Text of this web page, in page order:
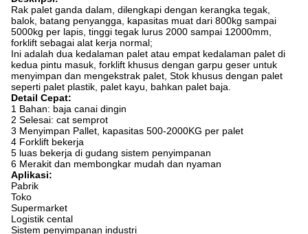
Rak palet ganda dalam, dilengkapi dengan kerangka tegak,
balok, batang penyangga, kapasitas muat dari 800kg sampai
5000kg per lapis, tinggi tegak lurus 2000 sampai 12000mm,
forklift sebagai alat kerja normal;
Ini adalah dua kedalaman palet atau empat kedalaman palet di
kedua pintu masuk, forklift khusus dengan garpu geser untuk
menyimpan dan mengekstrak palet, Stok khusus dengan palet
seperti palet plastik, palet kayu, bahkan palet baja.
Detail Cepat:
1 Bahan: baja canai dingin
2 Selesai: cat semprot
3 Menyimpan Pallet, kapasitas 500-2000KG per palet
4 Forklift bekerja
5 luas bekerja di gudang sistem penyimpanan
6 Merakit dan membongkar mudah dan nyaman
Aplikasi:
Pabrik
Toko
Supermarket
Logistik cental
Sistem penyimpanan industri